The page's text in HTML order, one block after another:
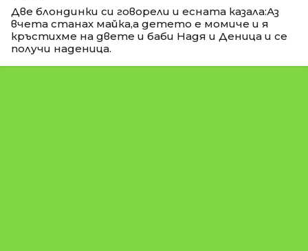
Две блондинки си говорели и есната казала:Аз
вчета станах майка,а детето е момиче и я
кръстихме на двете и баби Надя и Деница и се
получи наденица.